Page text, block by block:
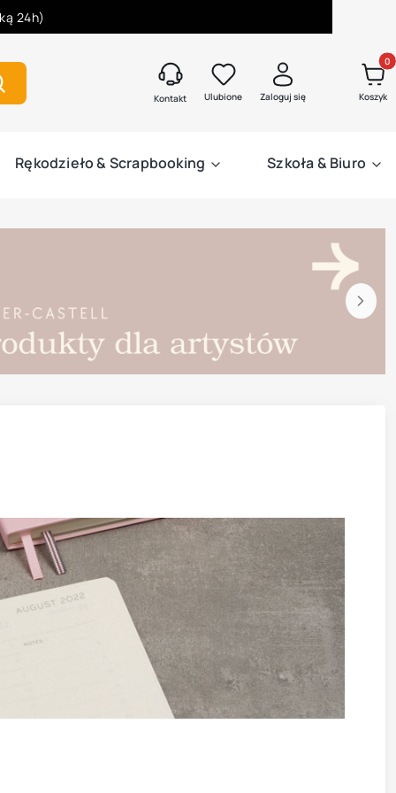
24h)
Kontakt Ulubione Zaloguj się Koszyk
Rękodzieło & Scrapbooking Szkoła & Biuro